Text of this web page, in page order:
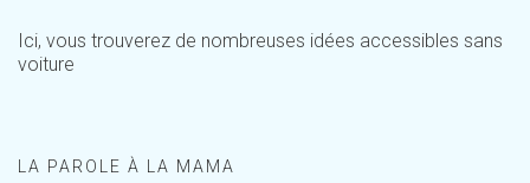
Ici, vous trouverez de nombreuses idées accessibles sans
voiture
LA PAROLE À LA MAMA